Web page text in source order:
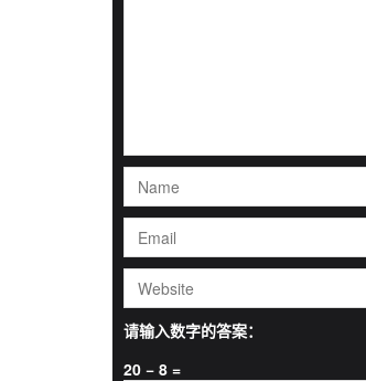
请输入数字的答案：
20 − 8 =